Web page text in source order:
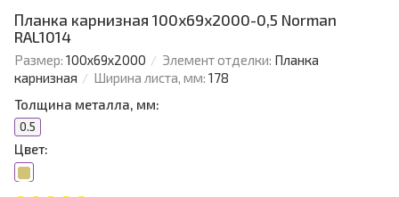
Планка карнизная 100х69х2000-0,5 Norman
RAL1014
Размер: 100х69х2000 Элемент отделки: Планка
карнизная
Ширина листа, мм: 178
Толщина металла, мм:
0.5
Цвет: